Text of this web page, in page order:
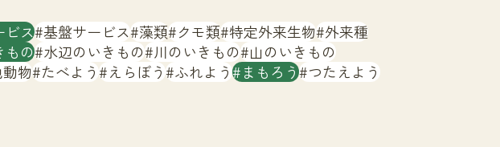
ビス 基盤サービス 藻類 クモ類 特定外来生物 外来種
もの 水辺のいきもの 川のいきもの 山のいきもの
動物 たべよう えらぼう ふれよう まもろう つたえよう